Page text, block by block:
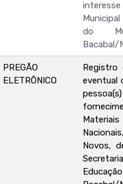
do
Bacabal/
PREGÃO
ELETRÔNICO
Registro
eventual
Novos,